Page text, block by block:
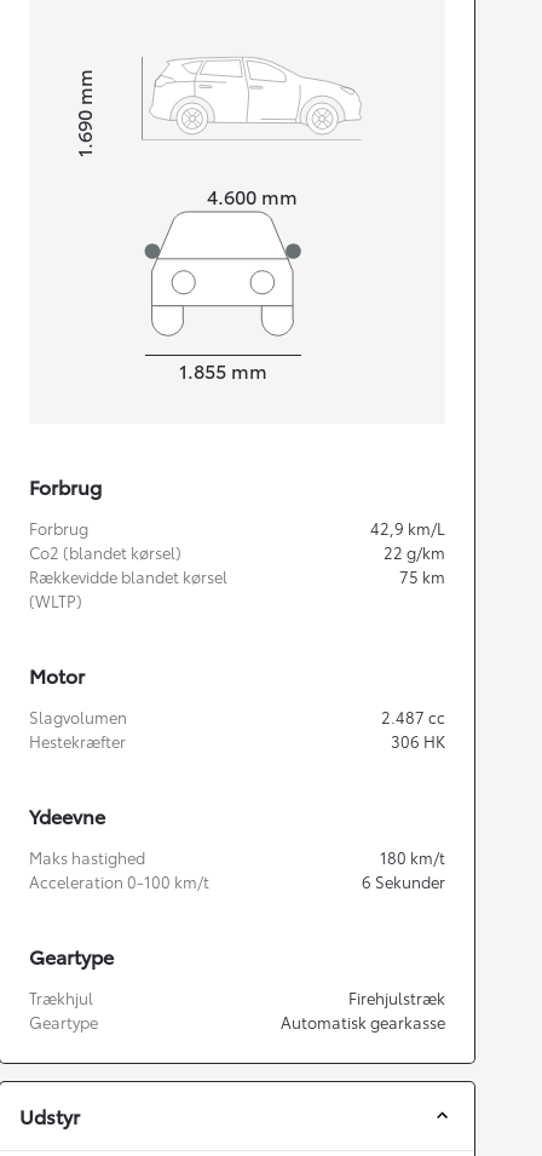
4.600 mm
Højt1.690
mm
1.855 mm
Forbrug
Forbrug 42,9 km/L
Co2 (blandet kørsel)
22 g/km
Rækkevidde blandet kørsel
(WLTP)
75 km
Motor
Slagvolumen 2.487 cc
Hestekræfter
306 HK
Ydeevne
Maks hastighed 180 km/t
Acceleration 0-100 km/t
6 Sekunder
Geartype
Trækhjul
Firehjulstræk
Geartype
Automatisk gearkasse
Udstyr